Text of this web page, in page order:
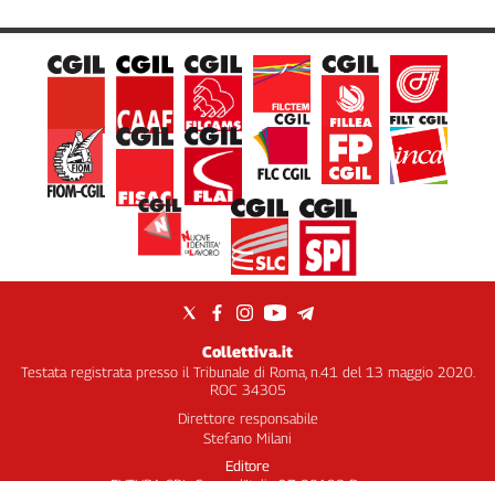
Collettiva.it
Testata registrata presso il Tribunale di Roma, n.41 del 13 maggio 2020.
ROC 34305
Direttore responsabile
Stefano Milani
Editore